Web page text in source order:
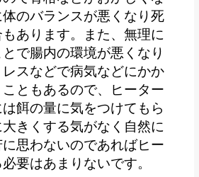
のバランスが悪くなり死
あります。また、無理に
で腸内の環境が悪くなり
スなどで病気などにかか
ともあるので、ヒーター
餌の量に気をつけてもら
きくする気がなく自然に
思わないのであればヒー
要はあまりないです。